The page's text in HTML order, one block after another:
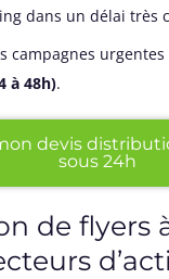
dans un délai très
campagnes urgentes
à 48h).
devis
sous 24h
de flyers